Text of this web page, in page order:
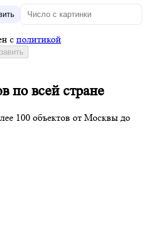
с политикой
по всей стране
100 объектов от Москвы до